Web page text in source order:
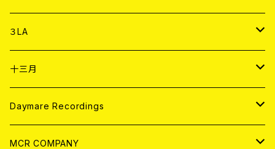
DIGITAL CONTENTS
アナログ
CD
ANALOG
アパレル
３LA
CD
ANALOG
十三月
CD
ANALOG
Daymare Recordings
CD
MCR COMPANY